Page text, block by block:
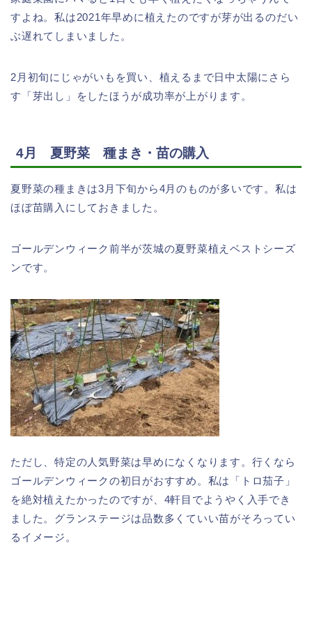
すよね。私は2021年早めに植えたのですが芽が出るのだい
ぶ遅れてしまいました。
2月初旬にじゃがいもを買い、植えるまで日中太陽にさら
す「芽出し」をしたほうが成功率が上がります。
4月 夏野菜 種まき・苗の購入
夏野菜の種まきは3月下旬から4月のものが多いです。私は
ほぼ苗購入にしておきました。
ゴールデンウィーク前半が茨城の夏野菜植えベストシーズ
ンです。
ただし、特定の人気野菜は早めになくなります。行くなら
ゴールデンウィークの初日がおすすめ。私は「トロ茄子」
を絶対植えたかったのですが、4軒目でようやく入手でき
ました。グランステージは品数多くていい苗がそろってい
るイメージ。